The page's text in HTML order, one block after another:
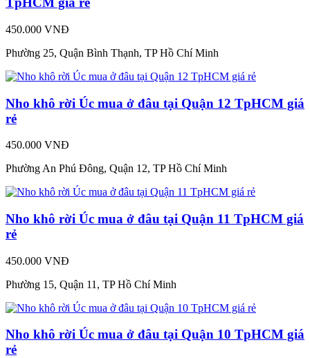
450.000 VNĐ
Phường 25, Quận Bình Thạnh, TP Hồ Chí Minh
Nho khô rời Úc mua ở đâu tại Quận 12 TpHCM giá
rẻ
450.000 VNĐ
Phường An Phú Đông, Quận 12, TP Hồ Chí Minh
Nho khô rời Úc mua ở đâu tại Quận 11 TpHCM giá
rẻ
450.000 VNĐ
Phường 15, Quận 11, TP Hồ Chí Minh
Nho khô rời Úc mua ở đâu tại Quận 10 TpHCM giá
rẻ